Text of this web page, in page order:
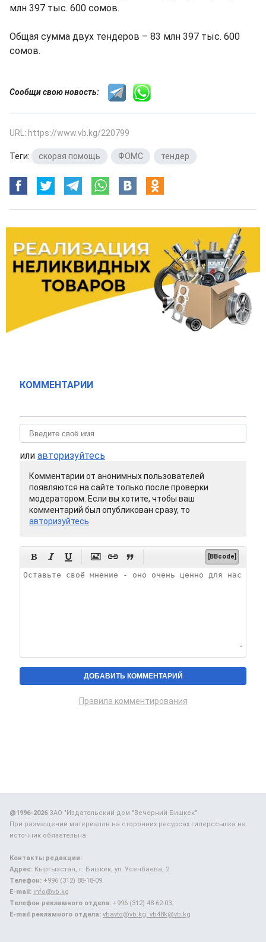
млн 397 тыс. 600 сомов.
Общая сумма двух тендеров – 83 млн 397 тыс. 600
сомов.
Сообщи свою новость:
URL: https://www.vb.kg/220799
Теги: скорая помощь ФОМС тендер
КОММЕНТАРИИ
или авторизуйтесь
Комментарии от анонимных пользователей
появляются на сайте только после проверки
модератором. Если вы хотите, чтобы ваш
комментарий был опубликован сразу, то
авторизуйтесь
      [BBcode]
Правила комментирования
@1996-2026ЗАО "Издательский дом "Вечерний Бишкек"
При размещении материалов на сторонних ресурсах гиперссылка на
источник обязательна.
Контакты редакции:
Адрес: Кыргызстан, г. Бишкек, ул. Усенбаева, 2.
Телефон: +996 (312) 88-18-09.
E-mail: info@vb.kg
Телефон рекламного отдела: +996 (312) 48-62-03.
E-mail рекламного отдела: vbavto@vb.kg, vb48k@vb.kg